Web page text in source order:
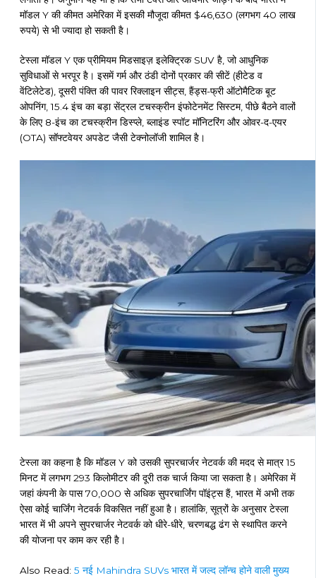
मॉडल Y की कीमत अमेरिका में इसकी मौजूदा कीमत $46,630 (लगभग 40 लाख
रुपये) से भी ज्यादा हो सकती है।
टेस्ला मॉडल Y एक प्रीमियम मिडसाइज़ इलेक्ट्रिक SUV है, जो आधुनिक
सुविधाओं से भरपूर है। इसमें गर्म और ठंडी दोनों प्रकार की सीटें (हीटेड व
वेंटिलेटेड), दूसरी पंक्ति की पावर रिक्लाइन सीट्स, हैंड्स-फ्री ऑटोमैटिक बूट
ओपनिंग, 15.4 इंच का बड़ा सेंट्रल टचस्क्रीन इंफोटेनमेंट सिस्टम, पीछे बैठने वालों
के लिए 8-इंच का टचस्क्रीन डिस्प्ले, ब्लाइंड स्पॉट मॉनिटरिंग और ओवर-द-एयर
(OTA) सॉफ्टवेयर अपडेट जैसी टेक्नोलॉजी शामिल है।
टेस्ला का कहना है कि मॉडल Y को उसकी सुपरचार्जर नेटवर्क की मदद से मात्र 15
मिनट में लगभग 293 किलोमीटर की दूरी तक चार्ज किया जा सकता है। अमेरिका में
जहां कंपनी के पास 70,000 से अधिक सुपरचार्जिंग पॉइंट्स हैं, भारत में अभी तक
ऐसा कोई चार्जिंग नेटवर्क विकसित नहीं हुआ है। हालांकि, सूत्रों के अनुसार टेस्ला
भारत में भी अपने सुपरचार्जर नेटवर्क को धीरे-धीरे, चरणबद्ध ढंग से स्थापित करने
की योजना पर काम कर रही है।
Also Read: 5 नई Mahindra SUVs भारत में जल्द लॉन्च होने वाली मुख्य